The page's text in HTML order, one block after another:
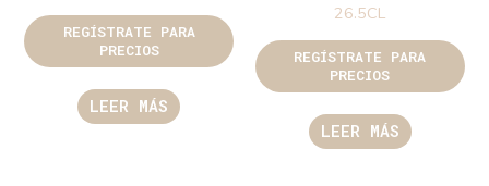
REGÍSTRATE PARA
PRECIOS
LEER MÁS
26.5CL
REGÍSTRATE PARA
PRECIOS
LEER MÁS